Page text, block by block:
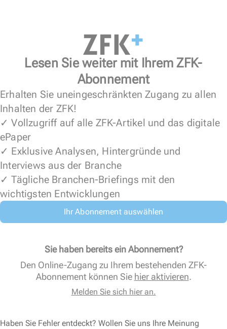
Lesen Sie weiter mit Ihrem ZFK-
Abonnement
Erhalten Sie uneingeschränkten Zugang zu allen
Inhalten der ZFK!
✓ Vollzugriff auf alle ZFK-Artikel und das digitale
ePaper
✓ Exklusive Analysen, Hintergründe und
Interviews aus der Branche
✓ Tägliche Branchen-Briefings mit den
wichtigsten Entwicklungen
Ihr Abonnement auswählen
Sie haben bereits ein Abonnement?
Den Online-Zugang zu Ihrem bestehenden ZFK-
Abonnement können Sie hier aktivieren.
Melden Sie sich hier an.
Haben Sie Fehler entdeckt? Wollen Sie uns Ihre Meinung